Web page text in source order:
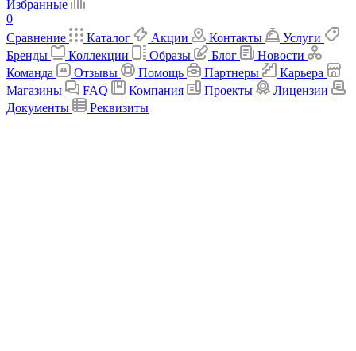
Избранные
0
Сравнение
Каталог Акции Контакты
Услуги
Бренды
Коллекции Образы Блог
Новости
Команда
Отзывы Помощь Партнеры
Карьера
Магазины
FAQ Компания Проекты
Лицензии
Документы
Реквизиты